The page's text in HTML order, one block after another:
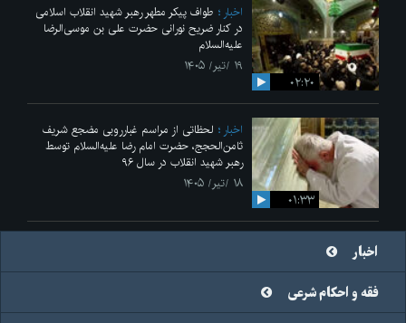
۰۲:۲۰
اخبار
طواف پیکر مطهر رهبر شهید انقلاب اسلامی
در کنار ضریح نورانی حضرت علی‌ بن موسی‌الرضا
علیه‌السلام
۱۹ /تیر/ ۱۴۰۵
۰۱:۳۳
اخبار
لحظاتی از مراسم غبارروبی مضجع شریف
ثامن‌الحجج، حضرت امام رضا علیه‌السلام توسط
رهبر شهید انقلاب در سال ۹۶
۱۸ /تیر/ ۱۴۰۵
اخبار
فقه و احکام شرعی